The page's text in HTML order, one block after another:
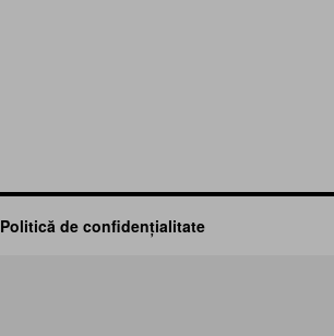
Politică de confidențialitate